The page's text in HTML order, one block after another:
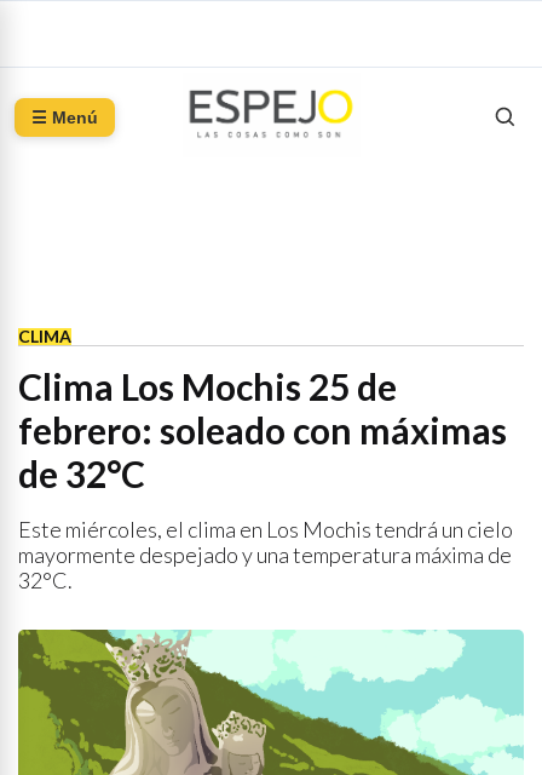
☰ Menú
CLIMA
Clima Los Mochis 25 de
febrero: soleado con máximas
de 32°C
Este miércoles, el clima en Los Mochis tendrá un cielo
mayormente despejado y una temperatura máxima de
32°C.